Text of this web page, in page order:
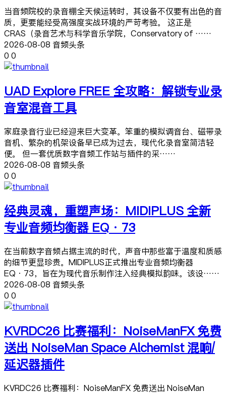
当音频院校的录音棚全天候运转时，其设备不仅要有出色的音
质，更要能经受高强度实战环境的严苛考验。 这正是
CRAS（录音艺术与科学音乐学院，Conservatory of ……
2026-08-08 音频头条
0 0
UAD Explore FREE 全攻略：解锁专业录
音室混音工具
家庭录音行业已经迎来巨大变革。笨重的模拟调音台、磁带录
音机、繁杂的机架设备早已成为过去，现代化录音室简洁轻
便。 但一套优质数字音频工作站与插件的采……
2026-08-08 音频头条
0 0
经典灵魂，重塑声场：MIDIPLUS 全新
专业音频均衡器 EQ·73
在当前数字音频占据主流的时代，声音中那些富于温度和质感
的细节更显珍贵。MIDIPLUS正式推出专业音频均衡器
EQ·73，旨在为现代音乐制作注入经典模拟韵味。该设……
2026-08-08 音频头条
0 0
KVRDC26 比赛福利：NoiseManFX 免费
送出 NoiseMan Space Alchemist 混响/
延迟器插件
KVRDC26 比赛福利：NoiseManFX 免费送出 NoiseMan